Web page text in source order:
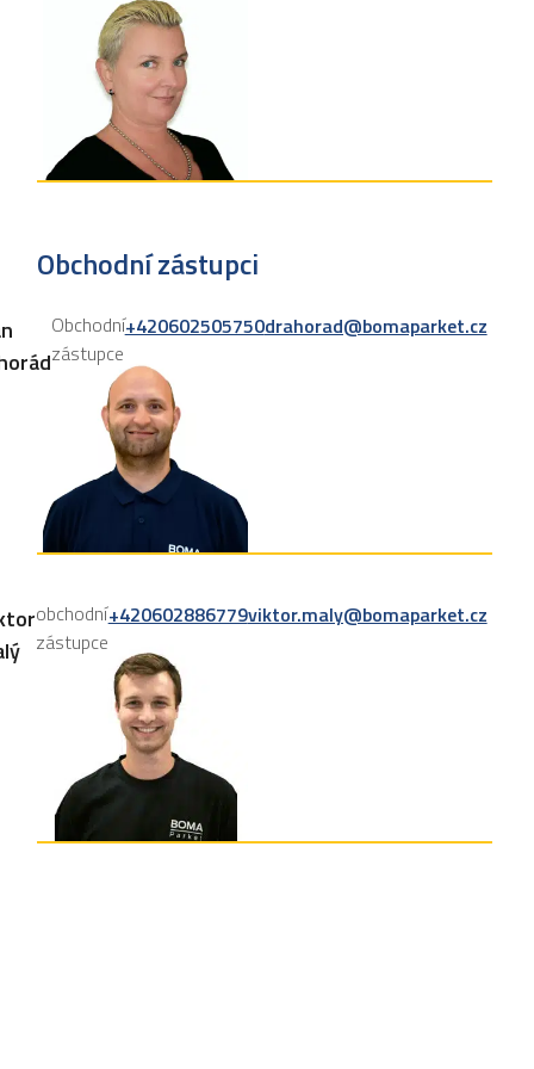
Obchodní zástupci
Obchodní
zástupce
+420602505750drahorad@bomaparket.cz
obchodní
zástupce
+420602886779viktor.maly@bomaparket.cz